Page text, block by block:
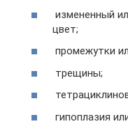
измененный
цвет;
промежутки
трещины;
гипоплазия